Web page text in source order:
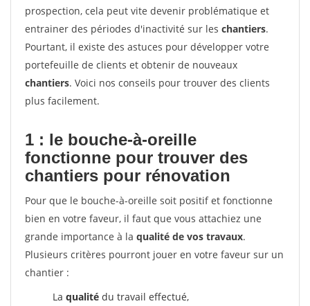
prospection, cela peut vite devenir problématique et
entrainer des périodes d'inactivité sur les chantiers.
Pourtant, il existe des astuces pour développer votre
portefeuille de clients et obtenir de nouveaux
chantiers. Voici nos conseils pour trouver des clients
plus facilement.
1 : le bouche-à-oreille
fonctionne pour trouver des
chantiers pour rénovation
Pour que le bouche-à-oreille soit positif et fonctionne
bien en votre faveur, il faut que vous attachiez une
grande importance à la qualité de vos travaux.
Plusieurs critères pourront jouer en votre faveur sur un
chantier :
La qualité du travail effectué,